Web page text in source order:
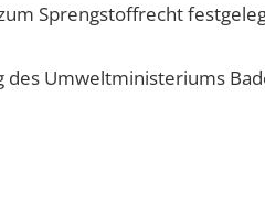
Sprengstoffrecht
des Umweltministeriums